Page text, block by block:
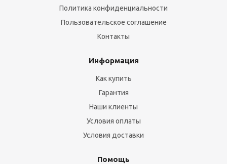
Политика конфиденциальности
Пользовательское соглашение
Контакты
Информация
Как купить
Гарантия
Наши клиенты
Условия оплаты
Условия доставки
Помощь